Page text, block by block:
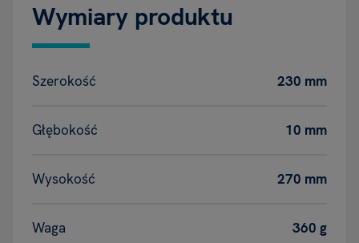
Wymiary produktu
Szerokość 230 mm
Głębokość 10 mm
Wysokość 270 mm
Waga 360 g